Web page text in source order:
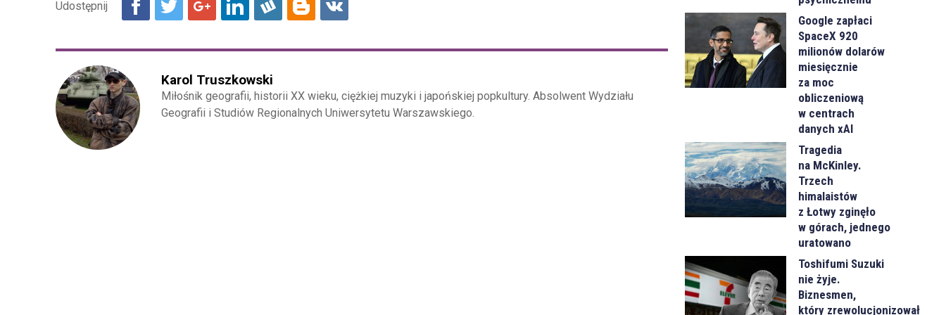
Karol Truszkowski
Miłośnik geografii, historii XX wieku, ciężkiej muzyki i japońskiej popkultury. Absolwent Wydziału
Geografii i Studiów Regionalnych Uniwersytetu Warszawskiego.
Google zapłaci
SpaceX 920
milionów dolarów
miesięcznie
za moc
obliczeniową
w centrach
danych xAI
Tragedia
na McKinley.
Trzech
himalaistów
z Łotwy zginęło
w górach, jednego
uratowano
Toshifumi Suzuki
nie żyje.
Biznesmen,
który zrewolucjonizował